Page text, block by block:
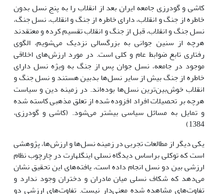
کاشى و گودرزى جامعه ایران بعد از انقلاب را به پنج نسل بدون
خاطره از جنگ و انقلاب، داراى خاطره از جنگ و انقلاب، نسل جنگ،
نسل جنگ و انقلاب، قبل از جنگ و انقلاب تقسیم کرده و معتقدند
هرچه از سنین جوانى به بزرگسالى نزدیک مى‌شویم، الگوى
رفتارى تابع ضوابط عام و کلى است. در مورد ارزش‌هاى اخلاقى
موجود در جامعه، نسل جوان پس از جنگ به ویژه نسل داراى
خاطره از جنگ بیش از سایر نسل‌ها بدبین هستند و نسل جنگ و
انقلاب خوش‌بین‌ترین نسل‌ها بوده‌اند. در زمینه دین و سیاست
هرچه بر تحصیلات افراد افزوده شده از تعلق مذهبى کاسته شده
و تمایل به مسائل سیاسى بیشتر مى‌شود. (کاشى و گودرزى،
1384)
یکى دیگر از مطالعات تجربى در زمینه نسل‌ها و ارزش‌ها، پژوهشى
است که توکلى براساس دیدگاه نسلى اینگلهارت در چارچوب نظام
ارزشى بین دو نسل انجام داده است، یافته‌هاى این تحقیق نشان
مى‌دهد که شکاف نسلى میان مادران و دختران وجود ندارد و
تفاوت‌هاى مشاهده شده معنى‌دار نیست. تفاوت‌هاى ارزشى دو